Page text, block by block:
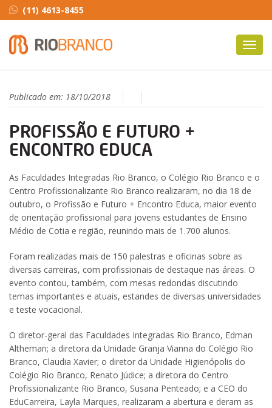
(11) 4613-8455
Publicado em: 18/10/2018
PROFISSÃO E FUTURO +
ENCONTRO EDUCA
As Faculdades Integradas Rio Branco, o Colégio Rio Branco e o
Centro Profissionalizante Rio Branco realizaram, no dia 18 de
outubro, o Profissão e Futuro + Encontro Educa, maior evento
de orientação profissional para jovens estudantes de Ensino
Médio de Cotia e região, reunindo mais de 1.700 alunos.
Foram realizadas mais de 150 palestras e oficinas sobre as
diversas carreiras, com profissionais de destaque nas áreas. O
evento contou, também, com mesas redondas discutindo
temas importantes e atuais, estandes de diversas universidades
e teste vocacional.
O diretor-geral das Faculdades Integradas Rio Branco, Edman
Altheman; a diretora da Unidade Granja Vianna do Colégio Rio
Branco, Claudia Xavier; o diretor da Unidade Higienópolis do
Colégio Rio Branco, Renato Júdice; a diretora do Centro
Profissionalizante Rio Branco, Susana Penteado; e a CEO do
EduCarreira, Layla Marques, realizaram a abertura e deram as